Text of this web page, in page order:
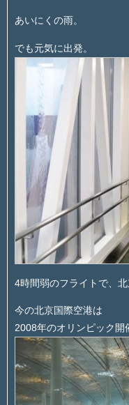
あいにくの雨。
でも元気に出発。
4時間弱のフライトで、北
今の北京国際空港は
2008年のオリンピック開